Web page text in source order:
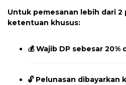
Untuk pemesanan lebih dari 2
ketentuan khusus:
💰Wajib DP sebesar
🔓 Pelunasan dibayarkan